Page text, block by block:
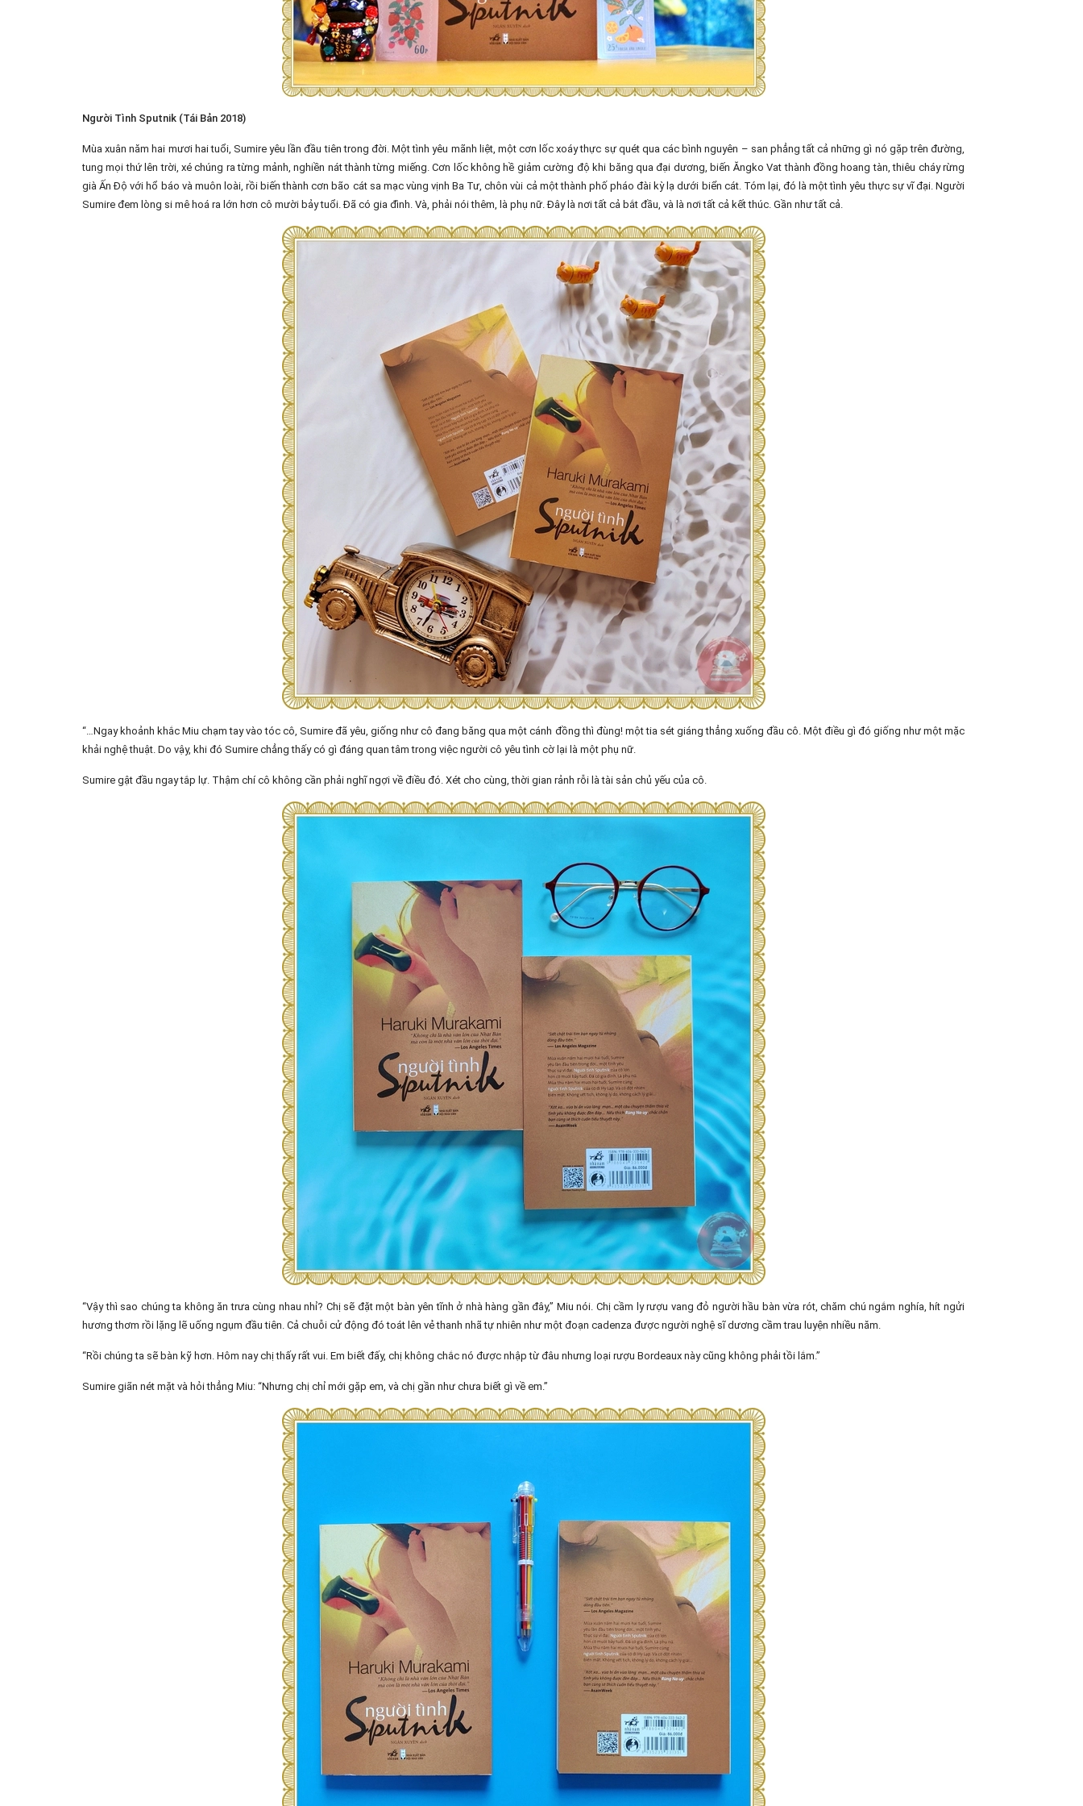
Người Tình Sputnik (Tái Bản 2018)
Mùa xuân năm hai mươi hai tuổi, Sumire yêu lần đầu tiên trong đời. Một tình yêu mãnh liệt, một cơn lốc xoáy thực sự quét qua các bình nguyên – san phẳng tất cả những gì nó gặp trên đường,
tung mọi thứ lên trời, xé chúng ra từng mảnh, nghiền nát thành từng miếng. Cơn lốc không hề giảm cường độ khi băng qua đại dương, biến Ăngko Vat thành đồng hoang tàn, thiêu cháy rừng
già Ấn Độ với hổ báo và muôn loài, rồi biến thành cơn bão cát sa mạc vùng vịnh Ba Tư, chôn vùi cả một thành phố pháo đài kỳ lạ dưới biển cát. Tóm lại, đó là một tình yêu thực sự vĩ đại. Người
Sumire đem lòng si mê hoá ra lớn hơn cô mười bảy tuổi. Đã có gia đình. Và, phải nói thêm, là phụ nữ. Đây là nơi tất cả bắt đầu, và là nơi tất cả kết thúc. Gần như tất cả.
“…Ngay khoảnh khắc Miu chạm tay vào tóc cô, Sumire đã yêu, giống như cô đang băng qua một cánh đồng thì đùng! một tia sét giáng thẳng xuống đầu cô. Một điều gì đó giống như một mặc
khải nghệ thuật. Do vậy, khi đó Sumire chẳng thấy có gì đáng quan tâm trong việc người cô yêu tình cờ lại là một phụ nữ.
Sumire gật đầu ngay tắp lự. Thậm chí cô không cần phải nghĩ ngợi về điều đó. Xét cho cùng, thời gian rảnh rỗi là tài sản chủ yếu của cô.
“Vậy thì sao chúng ta không ăn trưa cùng nhau nhỉ? Chị sẽ đặt một bàn yên tĩnh ở nhà hàng gần đây,” Miu nói. Chị cầm ly rượu vang đỏ người hầu bàn vừa rót, chăm chú ngắm nghía, hít ngửi
hương thơm rồi lặng lẽ uống ngụm đầu tiên. Cả chuỗi cử động đó toát lên vẻ thanh nhã tự nhiên như một đoạn cadenza được người nghệ sĩ dương cầm trau luyện nhiều năm.
“Rồi chúng ta sẽ bàn kỹ hơn. Hôm nay chị thấy rất vui. Em biết đấy, chị không chắc nó được nhập từ đâu nhưng loại rượu Bordeaux này cũng không phải tồi lắm.”
Sumire giãn nét mặt và hỏi thẳng Miu: “Nhưng chị chỉ mới gặp em, và chị gần như chưa biết gì về em.”